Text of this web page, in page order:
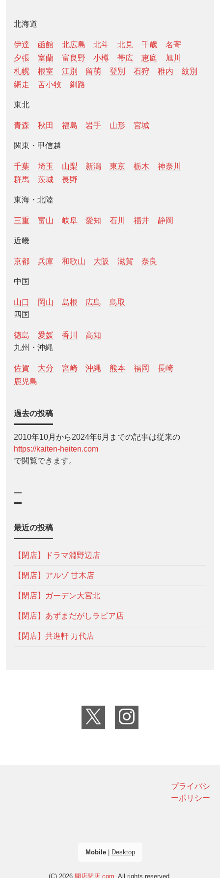
北海道
伊達 函館 北広島 北斗 北見 千歳
名寄
夕張
室蘭 富良野 小樽 帯広 恵庭
旭川
札幌
根室 江別 留萌 登別 石狩 稚内
紋別
網走
苫小牧 釧路
東北
青森 秋田 福島 岩手 山形 宮城
関東・甲信越
千葉 埼玉 山梨 新潟 東京 栃木
神奈川
群馬
茨城 長野
東海・北陸
三重 富山 岐阜 愛知 石川 福井 静岡
近畿
京都 兵庫 和歌山 大阪 滋賀 奈良
中国
山口 岡山 島根 広島
鳥取
四国
徳島 愛媛 香川
高知
九州・沖縄
佐賀 大分 宮崎 沖縄 熊本 福岡
長崎
鹿児島
過去の投稿
2010年10月から2024年6月までの記事は従来の
https://kaiten-heiten.com
で閲覧できます。
—
最近の投稿
【閉店】ドラマ淵野辺店
【閉店】アルゾ 甘木店
【閉店】ガーデン大宮北
【閉店】あずまだがしラピア店
【閉店】共進軒 万代店
プライバシ
ーポリシー
Mobile| Desktop
(C) 2026 開店閉店.com . All rights reserved.